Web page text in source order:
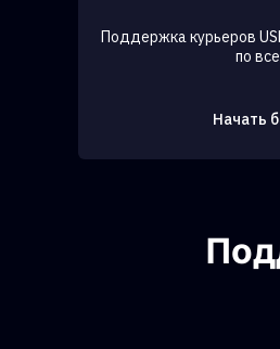
Поддержка курьеров
по
Начать